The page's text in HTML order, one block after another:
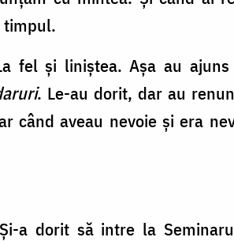
timpul.
fel și liniștea. Așa au
. Le-au dorit, dar au
când aveau nevoie și era
a dorit să intre la